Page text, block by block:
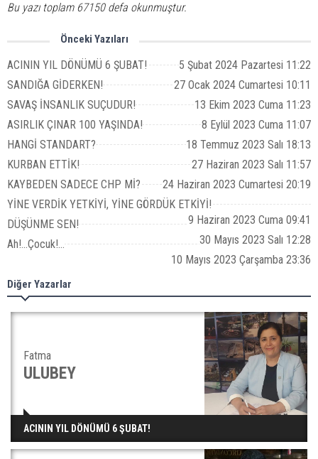
Bu yazı toplam 67150 defa okunmuştur.
Önceki Yazıları
ACININ YIL DÖNÜMÜ 6 ŞUBAT!
5 Şubat 2024 Pazartesi 11:22
SANDIĞA GİDERKEN!
27 Ocak 2024 Cumartesi 10:11
SAVAŞ İNSANLIK SUÇUDUR!
13 Ekim 2023 Cuma 11:23
ASIRLIK ÇINAR 100 YAŞINDA!
8 Eylül 2023 Cuma 11:07
HANGİ STANDART?
18 Temmuz 2023 Salı 18:13
KURBAN ETTİK!
27 Haziran 2023 Salı 11:57
KAYBEDEN SADECE CHP Mİ?
24 Haziran 2023 Cumartesi 20:19
YİNE VERDİK YETKİYİ, YİNE GÖRDÜK ETKİYİ!
9 Haziran 2023 Cuma 09:41
DÜŞÜNME SEN!
30 Mayıs 2023 Salı 12:28
Ah!...Çocuk!...
10 Mayıs 2023 Çarşamba 23:36
Diğer Yazarlar
Fatma
ULUBEY
ACININ YIL DÖNÜMÜ 6 ŞUBAT!